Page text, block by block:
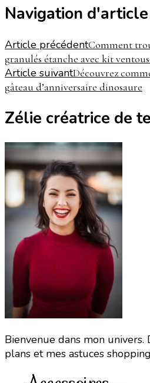
Navigation d'article
Article précédentComment
granulés étanche avec kit
Article suivantDécouvrez
gâteau d’anniversaire dinosaure
Zélie créatrice de
Bienvenue dans mon univers.
plans et mes astuces